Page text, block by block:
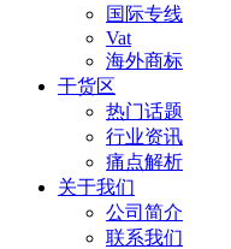
国际专线
Vat
海外商标
干货区
热门话题
行业资讯
痛点解析
关于我们
公司简介
联系我们